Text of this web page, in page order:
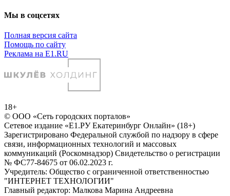
Мы в соцсетях
Полная версия сайта
Помощь по сайту
Реклама на E1.RU
18+
© ООО «Сеть городских порталов»
Сетевое издание «Е1.РУ Екатеринбург Онлайн» (18+)
Зарегистрировано Федеральной службой по надзору в сфере
связи, информационных технологий и массовых
коммуникаций (Роскомнадзор) Свидетельство о регистрации
№ ФС77-84675 от 06.02.2023 г.
Учредитель: Общество с ограниченной ответственностью
"ИНТЕРНЕТ ТЕХНОЛОГИИ"
Главный редактор: Малкова Марина Андреевна